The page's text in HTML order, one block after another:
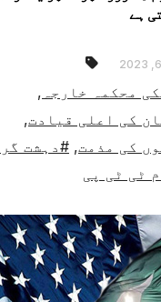
ہے
محکمہ خارجہ ,
کی اعلی قیادت,
کی مذمت, #دہشت
ٹی ٹی پی